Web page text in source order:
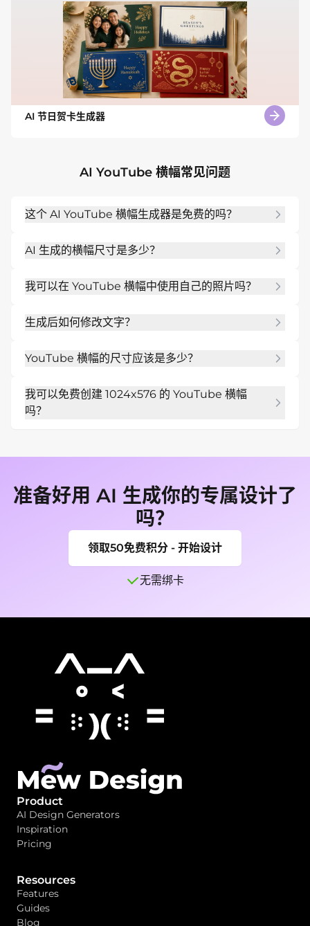
AI 节日贺卡生成器
AI YouTube 横幅常见问题
这个 AI YouTube 横幅生成器是免费的吗？
制作体验。新用户注册后可获得 50 个免费积分，可
水印。
AI 生成的横幅尺寸是多少？
1440 像素尺寸生成横幅。你还可以在提示词中指定
像素的安全区内，从而在移动设备上清晰可见。
我可以在 YouTube 横幅中使用自己的照片吗？
们的在线 AI YouTube 横幅制作工具会根据要求自动
业的效果。
生成后如何修改文字？
体更粗”），或者使用手动编辑器自行移动、调整大小
YouTube 横幅的尺寸应该是多少？
心的安全文字和 Logo 区域为 1546 × 423 像素。这
能确保你的横幅在包括手机、桌面端和电视在内的所
我可以免费创建 1024x576 的 YouTube 横幅
吗？
轻量级社交分享
在导出高清版前测试设计风格
随后你可以通过后续提示词将设计升级为全高清
YouTube 横幅尺寸。
准备好用 AI 生成你的专属设计了
吗？
领取50免费积分 - 开始设计
无需绑卡
Product
AI Design Generators
Inspiration
Pricing
Resources
Features
Guides
Blog